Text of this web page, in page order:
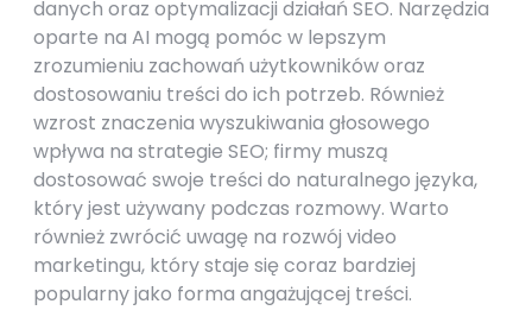
danych oraz optymalizacji działań SEO. Narzędzia
oparte na AI mogą pomóc w lepszym
zrozumieniu zachowań użytkowników oraz
dostosowaniu treści do ich potrzeb. Również
wzrost znaczenia wyszukiwania głosowego
wpływa na strategie SEO; firmy muszą
dostosować swoje treści do naturalnego języka,
który jest używany podczas rozmowy. Warto
również zwrócić uwagę na rozwój video
marketingu, który staje się coraz bardziej
popularny jako forma angażującej treści.